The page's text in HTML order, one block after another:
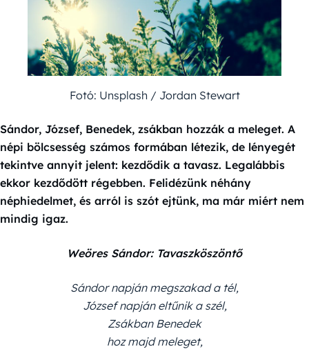
Fotó: Unsplash / Jordan Stewart
Sándor, József, Benedek, zsákban hozzák a meleget. A
népi bölcsesség számos formában létezik, de lényegét
tekintve annyit jelent: kezdődik a tavasz. Legalábbis
ekkor kezdődött régebben. Felidézünk néhány
néphiedelmet, és arról is szót ejtünk, ma már miért nem
mindig igaz.
Weöres Sándor: Tavaszköszöntő
Sándor napján megszakad a tél,
József napján eltűnik a szél,
Zsákban Benedek
hoz majd meleget,